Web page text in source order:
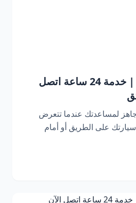
بنشر متنقل دبي | خدمة 24 ساعة اتصل
لمساعدتك عندما تتعرض
على الطريق أو أمام